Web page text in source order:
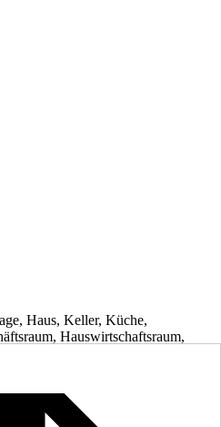
Haus, Keller, Küche,
Hauswirtschaftsraum,